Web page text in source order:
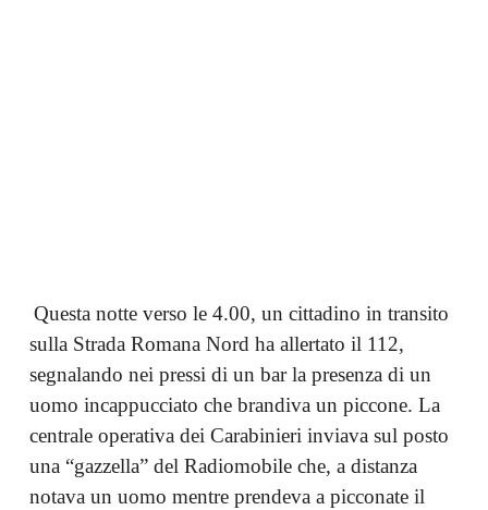
Questa notte verso le 4.00, un cittadino in transito
sulla Strada Romana Nord ha allertato il 112,
segnalando nei pressi di un bar la presenza di un
uomo incappucciato che brandiva un piccone. La
centrale operativa dei Carabinieri inviava sul posto
una “gazzella” del Radiomobile che, a distanza
notava un uomo mentre prendeva a picconate il